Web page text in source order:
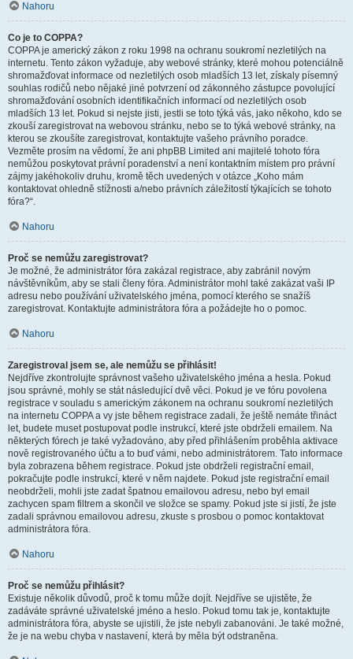
Nahoru
Co je to COPPA?
COPPA je americký zákon z roku 1998 na ochranu soukromí nezletilých na
internetu. Tento zákon vyžaduje, aby webové stránky, které mohou potenciálně
shromažďovat informace od nezletilých osob mladších 13 let, získaly písemný
souhlas rodičů nebo nějaké jiné potvrzení od zákonného zástupce povolující
shromažďování osobních identifikačních informací od nezletilých osob
mladších 13 let. Pokud si nejste jisti, jestli se toto týká vás, jako někoho, kdo se
zkouší zaregistrovat na webovou stránku, nebo se to týká webové stránky, na
kterou se zkoušíte zaregistrovat, kontaktujte vašeho právního poradce.
Vezměte prosím na vědomí, že ani phpBB Limited ani majitelé tohoto fóra
nemůžou poskytovat právní poradenství a není kontaktním místem pro právní
zájmy jakéhokoliv druhu, kromě těch uvedených v otázce „Koho mám
kontaktovat ohledně stížnosti a/nebo právních záležitostí týkajících se tohoto
fóra?“.
Nahoru
Proč se nemůžu zaregistrovat?
Je možné, že administrátor fóra zakázal registrace, aby zabránil novým
návštěvníkům, aby se stali členy fóra. Administrátor mohl také zakázat vaši IP
adresu nebo používání uživatelského jména, pomocí kterého se snažíš
zaregistrovat. Kontaktujte administrátora fóra a požádejte ho o pomoc.
Nahoru
Zaregistroval jsem se, ale nemůžu se přihlásit!
Nejdříve zkontrolujte správnost vašeho uživatelského jména a hesla. Pokud
jsou správné, mohly se stát následující dvě věci. Pokud je ve fóru povolena
registrace v souladu s americkým zákonem na ochranu soukromí nezletilých
na internetu COPPA a vy jste během registrace zadali, že ještě nemáte třináct
let, budete muset postupovat podle instrukcí, které jste obdrželi emailem. Na
některých fórech je také vyžadováno, aby před přihlášením proběhla aktivace
nově registrovaného účtu a to buď vámi, nebo administrátorem. Tato informace
byla zobrazena během registrace. Pokud jste obdrželi registrační email,
pokračujte podle instrukcí, které v něm najdete. Pokud jste registrační email
neobdrželi, mohli jste zadat špatnou emailovou adresu, nebo byl email
zachycen spam filtrem a skončil ve složce se spamy. Pokud jste si jistí, že jste
zadali správnou emailovou adresu, zkuste s prosbou o pomoc kontaktovat
administrátora fóra.
Nahoru
Proč se nemůžu přihlásit?
Existuje několik důvodů, proč k tomu může dojít. Nejdříve se ujistěte, že
zadáváte správné uživatelské jméno a heslo. Pokud tomu tak je, kontaktujte
administrátora fóra, abyste se ujistili, že jste nebyli zabanováni. Je také možné,
že je na webu chyba v nastavení, která by měla být odstraněna.